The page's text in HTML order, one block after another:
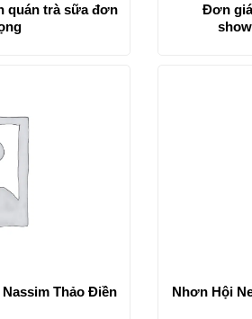
quán trà sữa đơn
Đơn
Thảo Điền
Nhơn Hội